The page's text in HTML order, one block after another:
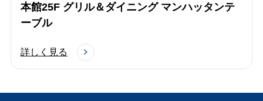
本館25F グリル＆ダイニング マンハッタンテ
ーブル
詳しく見る